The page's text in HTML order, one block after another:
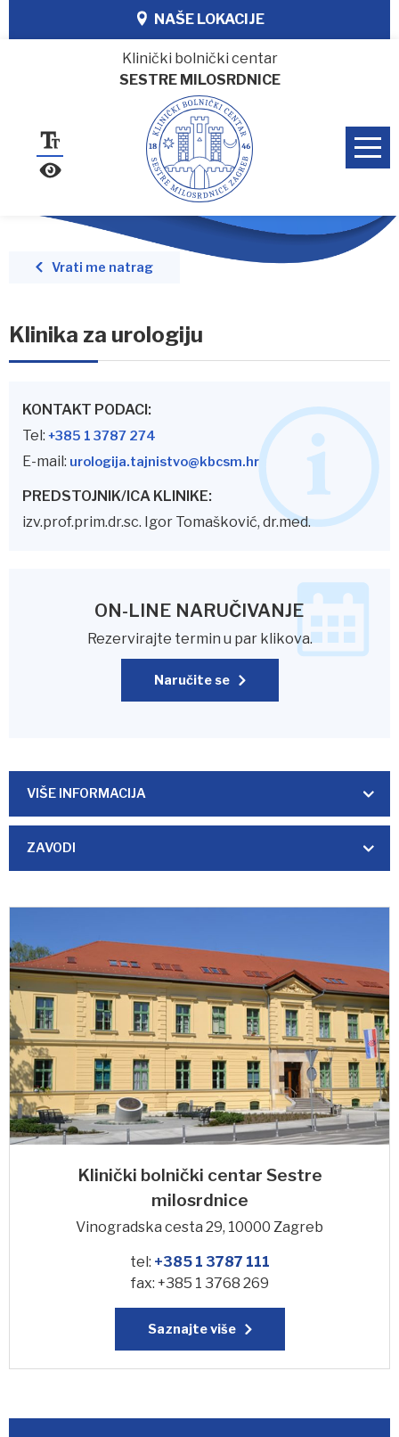
NAŠE LOKACIJE
Klinički bolnički centar
SESTRE MILOSRDNICE
Vrati me natrag
Klinika za urologiju
KONTAKT PODACI:
Tel: +385 1 3787 274
E-mail: urologija.tajnistvo@kbcsm.hr
PREDSTOJNIK/ICA KLINIKE:
izv.prof.prim.dr.sc. Igor Tomašković, dr.med.
ON-LINE NARUČIVANJE
Rezervirajte termin u par klikova.
Naručite se
VIŠE INFORMACIJA
ZAVODI
Klinički bolnički centar Sestre
milosrdnice
Vinogradska cesta 29, 10000 Zagreb
tel: +385 1 3787 111
fax: +385 1 3768 269
Saznajte više